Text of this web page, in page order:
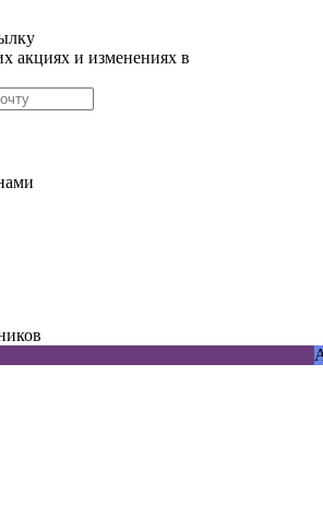
акциях и изменениях в